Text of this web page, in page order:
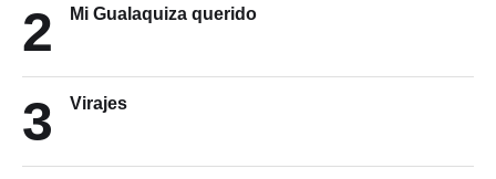
2 Mi Gualaquiza querido
3 Virajes